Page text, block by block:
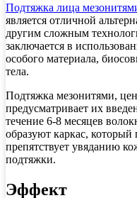
Подтяжка лица
является отличной
другим сложным
заключается в
особого материала,
тела.
Подтяжка мезонитями,
предусматривает их
течение 6-8 месяцев
образуют каркас,
препятствует увяданию
подтяжки.
Эффект